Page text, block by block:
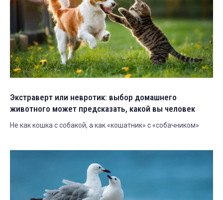
Экстраверт или невротик: выбор домашнего
животного может предсказать, какой вы человек
Не как кошка с собакой, а как «кошатник» с «собачником»